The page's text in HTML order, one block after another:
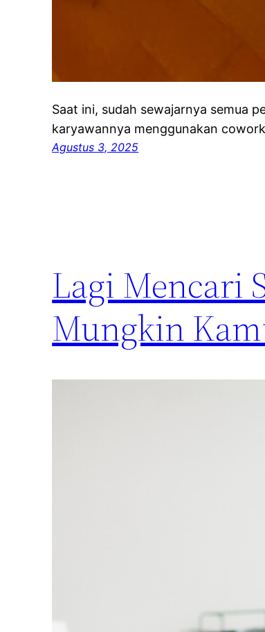
Saat ini, sudah sewajarnya semua
karyawannya menggunakan
Agustus 3, 2025
Lagi Mencari
Mungkin